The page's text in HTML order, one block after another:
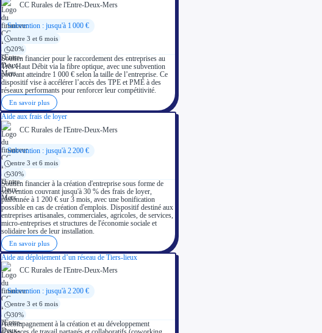
CC Rurales de l'Entre-Deux-Mers
Subvention : jusqu'à 1 000 €
entre 3 et 6 mois
20%
Soutien financier pour le raccordement des entreprises au
Très Haut Débit via la fibre optique, avec une subvention
pouvant atteindre 1 000 € selon la taille de l’entreprise. Ce
dispositif vise à accélérer l’accès des TPE et PME à des
réseaux performants pour renforcer leur compétitivité.
En savoir plus
Aide aux frais de loyer
CC Rurales de l'Entre-Deux-Mers
Subvention : jusqu'à 2 200 €
entre 3 et 6 mois
30%
Soutien financier à la création d'entreprise sous forme de
subvention couvrant jusqu'à 30 % des frais de loyer,
plafonnée à 1 200 € sur 3 mois, avec une bonification
possible en cas de création d'emplois. Dispositif destiné aux
entreprises artisanales, commerciales, agricoles, de services,
micro-entreprises et structures de l'économie sociale et
solidaire lors de leur installation.
En savoir plus
Aide au déploiement d’un réseau de Tiers-lieux
CC Rurales de l'Entre-Deux-Mers
Subvention : jusqu'à 2 200 €
entre 3 et 6 mois
30%
Accompagnement à la création et au développement